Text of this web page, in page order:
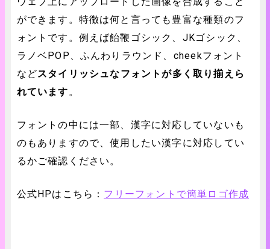
ができます。特徴は何と言っても豊富な種類のフ
ォントです。例えば飴鞭ゴシック、JKゴシック、
ラノベPOP、ふんわりラウンド、cheekフォント
などスタイリッシュなフォントが多く取り揃えら
れています。
フォントの中には一部、漢字に対応していないも
のもありますので、使用したい漢字に対応してい
るかご確認ください。
公式HPはこちら： フリーフォントで簡単ロゴ作成